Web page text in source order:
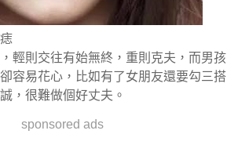
輕則交往有始無終，重則克夫，而男孩
容易花心，比如有了女朋友還要勾三搭
，很難做個好丈夫。
sponsored ads